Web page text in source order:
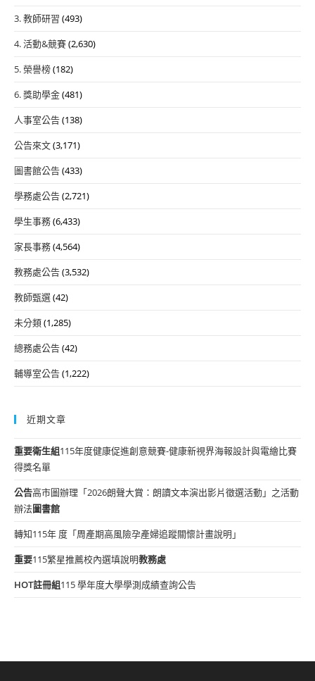
3. 教師研習 (493)
4. 活動&競賽(2,630)
5. 榮譽榜(182)
6. 獎助學金(481)
人事室公告(138)
公告來文(3,171)
圖書館公告(433)
學務處公告(2,721)
學生事務(6,433)
家長事務(4,564)
教務處公告(3,532)
教師甄選(42)
未分類(1,285)
總務處公告(42)
輔導室公告(1,222)
近期文章
重要衛生組115年度健康促進創意競賽-健康新視界海報設計與電繪比賽
得獎名單
公告高市圖辦理「2026朗聲大賞：朗讀文本演出影片徵選活動」之活動
辦法圖書館
轉知115年 度「周產期高風險孕產婦追蹤關懷計畫說明」
重要115繁星推薦校內選填說明教務處
HOT註冊組115 學年度大學學測成績查詢公告